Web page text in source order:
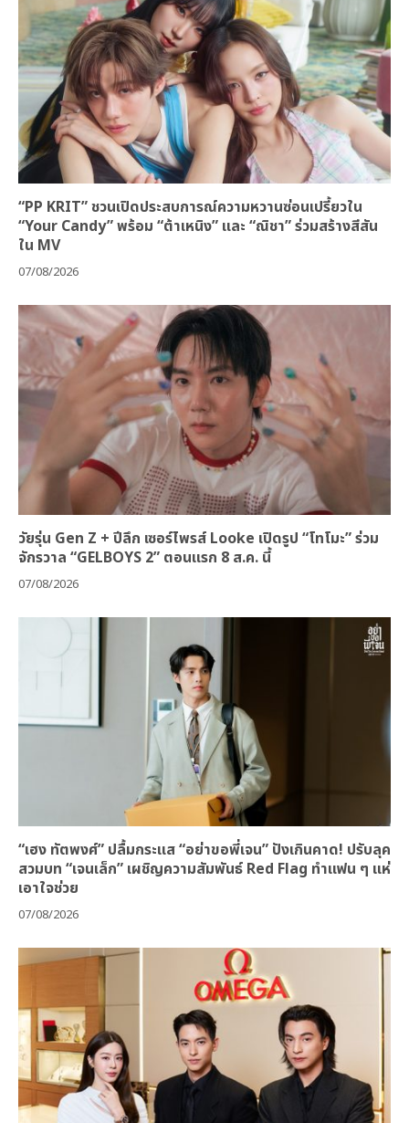
“PP KRIT” ชวนเปิดประสบการณ์ความหวานซ่อนเปรี้ยวใน
“Your Candy” พร้อม “ต้าเหนิง” และ “ณิชา” ร่วมสร้างสีสัน
ใน MV
07/08/2026
วัยรุ่น Gen Z + ปีลึก เซอร์ไพรส์ Looke เปิดรูป “โทโมะ” ร่วม
จักรวาล “GELBOYS 2” ตอนแรก 8 ส.ค. นี้
07/08/2026
“เฮง ทัตพงศ์” ปลื้มกระแส “อย่าขอพี่เจน” ปังเกินคาด! ปรับลุค
สวมบท “เจนเล็ก” เผชิญความสัมพันธ์ Red Flag ทำแฟน ๆ แห่
เอาใจช่วย
07/08/2026